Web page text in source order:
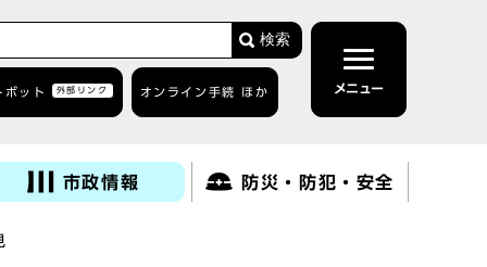
検索
ボット 外部リンク オンライン手続 ほか メニュー
市政情報 防災・防犯・安全